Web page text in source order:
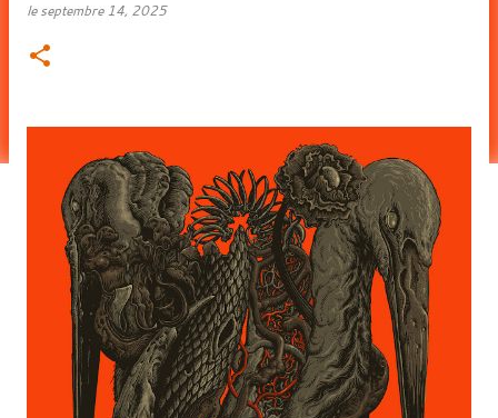
leseptembre 14, 2025